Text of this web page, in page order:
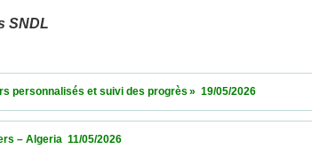
SNDL
personnalisés et suivi des progrès »  19/05/
– Algeria  11/05/2026